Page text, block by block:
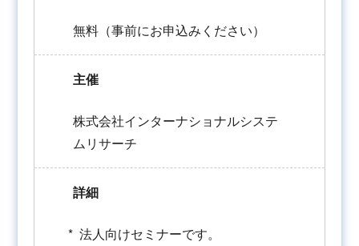
無料（事前にお申込みください）
主催
株式会社インターナショナルシステ
ムリサーチ
詳細
法人向けセミナーです。